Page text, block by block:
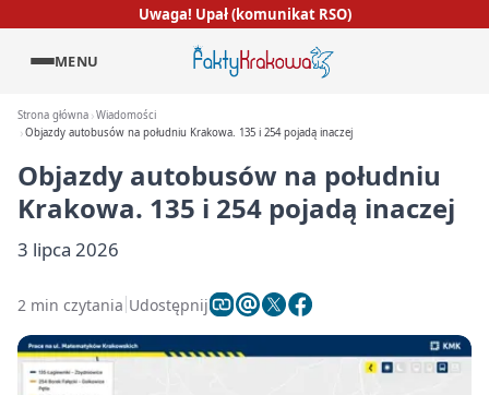
Uwaga! Upał (komunikat RSO)
MENU
Strona główna Wiadomości
Objazdy autobusów na południu Krakowa. 135 i 254 pojadą inaczej
Objazdy autobusów na południu
Krakowa. 135 i 254 pojadą inaczej
3 lipca 2026
2 min czytania Udostępnij